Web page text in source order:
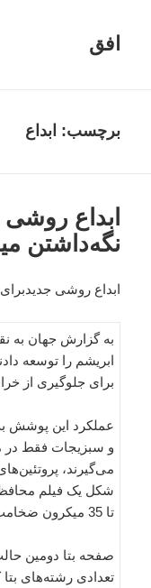
افق
برچسب: ابداع
ابداع روشی
نگه‌داشتن
ابداع روشی
به گزارش جهان به
ابریشم را توسعه
برای جلوگیری از
عملکرد این پوشش
و سبزیجات فقط در
می‌گیرند،
تا 35 میکرون ضخامت دارد.
صفحه بتا دومین